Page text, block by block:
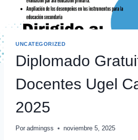
UNCATEGORIZED
Diplomado
Docentes Ugel
2025
Por admingss noviembre 5, 2025